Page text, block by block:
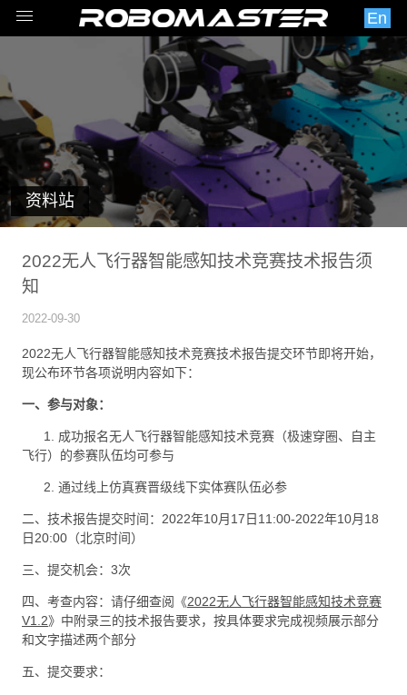
En
资料站
2022无人飞行器智能感知技术竞赛技术报告须
知
2022-09-30
2022无人飞行器智能感知技术竞赛技术报告提交环节即将开始，
现公布环节各项说明内容如下：
一、参与对象：
1. 成功报名无人飞行器智能感知技术竞赛（极速穿圈、自主
飞行）的参赛队伍均可参与
2. 通过线上仿真赛晋级线下实体赛队伍必参
二、技术报告提交时间：2022年10月17日11:00-2022年10月18
日20:00（北京时间）
三、提交机会：3次
四、考查内容：请仔细查阅《2022无人飞行器智能感知技术竞赛
V1.2》中附录三的技术报告要求，按具体要求完成视频展示部分
和文字描述两个部分
五、提交要求：